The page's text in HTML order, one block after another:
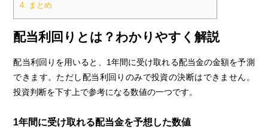
4. まとめ
配当利回りとは？わかりやすく解説
配当利回りを用いると、1年間に受け取れる配当金の金額を予測
できます。ただし配当利回りのみで投資の決断はできません。
投資判断を下す上で参考になる数値の一つです。
1年間に受け取れる配当金を予想した数値